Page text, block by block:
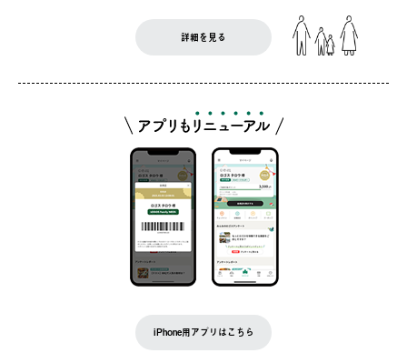
詳細を見る
iPhone用アプリはこちら